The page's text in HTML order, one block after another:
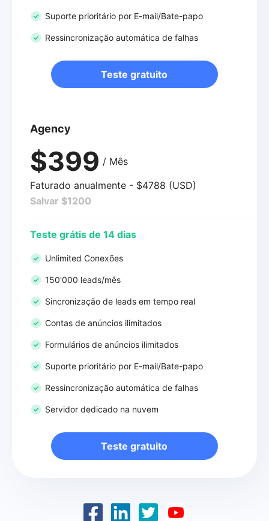
Suporte prioritário por E-mail/Bate-papo
Ressincronização automática de falhas
Teste gratuito
Agency
$399 / Mês
Faturado anualmente - $4788 (USD)
Salvar $1200
Teste grátis de 14 dias
Unlimited Conexões
150'000 leads/mês
Sincronização de leads em tempo real
Contas de anúncios ilimitados
Formulários de anúncios ilimitados
Suporte prioritário por E-mail/Bate-papo
Ressincronização automática de falhas
Servidor dedicado na nuvem
Teste gratuito